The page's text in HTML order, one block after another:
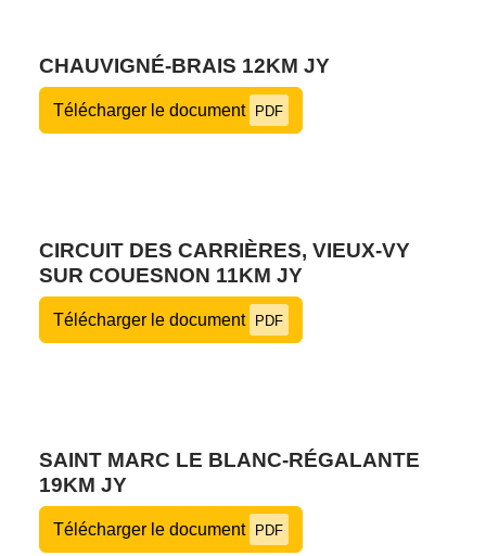
CHAUVIGNÉ-BRAIS 12KM JY
Télécharger le document PDF
CIRCUIT DES CARRIÈRES, VIEUX-VY
SUR COUESNON 11KM JY
Télécharger le document PDF
SAINT MARC LE BLANC-RÉGALANTE
19KM JY
Télécharger le document PDF